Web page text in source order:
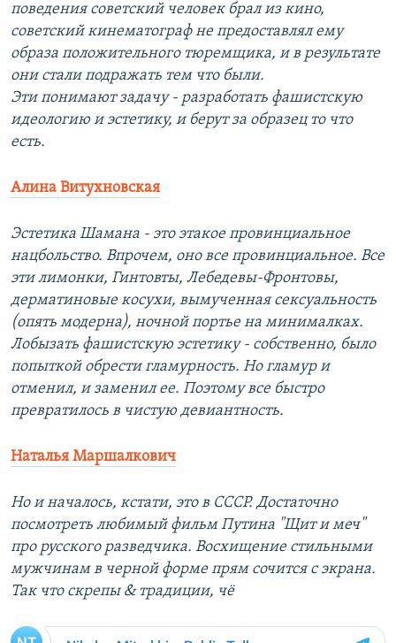
поведения советский человек брал из кино,
советский кинематограф не предоставлял ему
образа положительного тюремщика, и в результате
они стали подражать тем что были.
Эти понимают задачу - разработать фашистскую
идеологию и эстетику, и берут за образец то что
есть.
Алина Витухновская
Эстетика Шамана - это этакое провинциальное
нацбольство. Впрочем, оно все провинциальное. Все
эти лимонки, Гинтовты, Лебедевы-Фронтовы,
дерматиновые косухи, вымученная сексуальность
(опять модерна), ночной портье на минималках.
Лобызать фашистскую эстетику - собственно, было
попыткой обрести гламурность. Но гламур и
отменил, и заменил ее. Поэтому все быстро
превратилось в чистую девиантность.
Наталья Маршалкович
Но и началось, кстати, это в СССР. Достаточно
посмотреть любимый фильм Путина "Щит и меч"
про русского разведчика. Восхищение стильными
мужчинам в черной форме прям сочится с экрана.
Так что скрепы & традиции, чё